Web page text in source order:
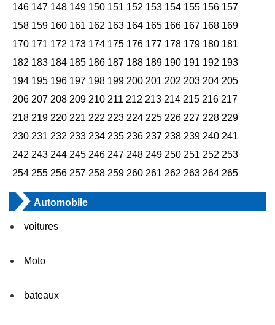
146 147 148 149 150 151 152 153 154 155 156 157
158 159 160 161 162 163 164 165 166 167 168 169
170 171 172 173 174 175 176 177 178 179 180 181
182 183 184 185 186 187 188 189 190 191 192 193
194 195 196 197 198 199 200 201 202 203 204 205
206 207 208 209 210 211 212 213 214 215 216 217
218 219 220 221 222 223 224 225 226 227 228 229
230 231 232 233 234 235 236 237 238 239 240 241
242 243 244 245 246 247 248 249 250 251 252 253
254 255 256 257 258 259 260 261 262 263 264 265
Automobile
voitures
Moto
bateaux